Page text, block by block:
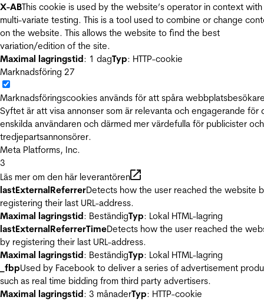
X-ABThis cookie is used by the website’s operator in context with
multi-variate testing. This is a tool used to combine or change
on the website. This allows the website to find the best
variation/edition of the site.
Maximal lagringstid: 1 dagTyp: HTTP-cookie
Marknadsföring 27
Marknadsföringscookies används för att spåra
Syftet är att visa annonser som är relevanta och engagerande för
enskilda användaren och därmed mer värdefulla för publicister och
tredjepartsannonsörer.
Meta Platforms, Inc.
3
Läs mer om den här leverantören
lastExternalReferrerDetects how the user reached the website
registering their last URL-address.
Maximal lagringstid: BeständigTyp: Lokal HTML-lagring
lastExternalReferrerTimeDetects how the user reached the
by registering their last URL-address.
Maximal lagringstid: BeständigTyp: Lokal HTML-lagring
_fbpUsed by Facebook to deliver a series of advertisement
such as real time bidding from third party advertisers.
Maximal lagringstid: 3 månaderTyp: HTTP-cookie